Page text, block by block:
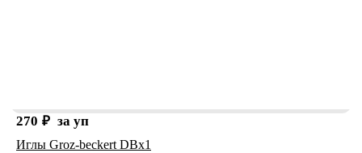
270 ₽ за уп
Иглы Groz-beckert DBx1